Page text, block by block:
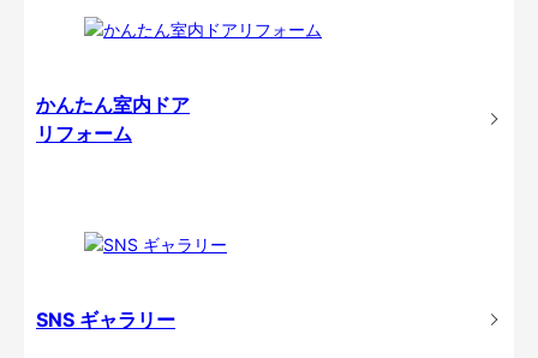
かんたん室内ドア
リフォーム
SNS ギャラリー